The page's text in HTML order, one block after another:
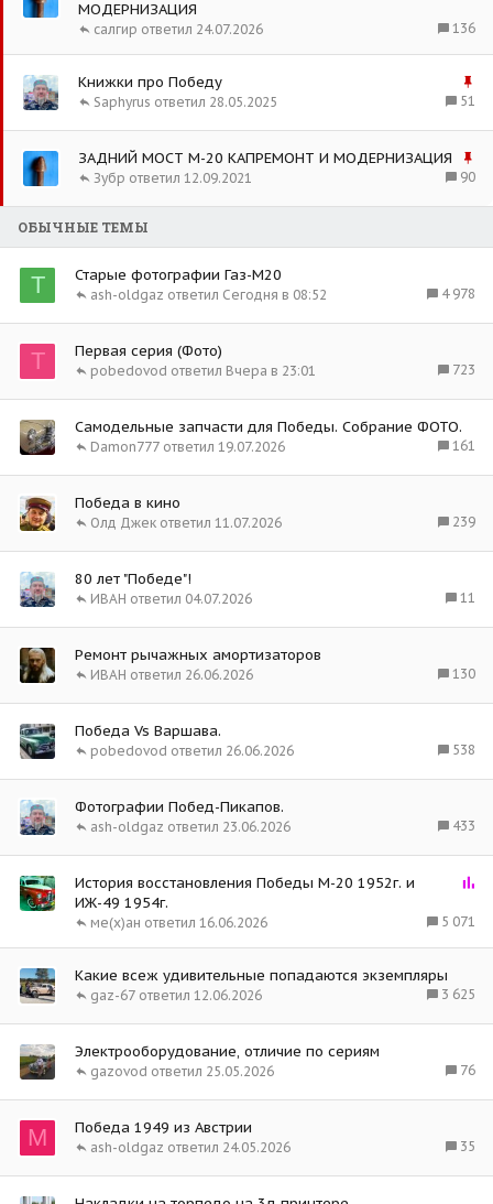
л
е
к
е
МОДЕРНИЗАЦИЯ
136
24.07.2026
салгир
п
Книжки про Победу
51
28.05.2025
Saphyrus
а
ЗАДНИЙ МОСТ М-20 КАПРЕМОНТ И МОДЕРНИЗАЦИЯ
90
12.09.2021
Зубр
ОБЫЧНЫЕ ТЕМЫ
Т Старые фотографии Газ-М20
4 978
Сегодня в 08:52
ash-oldgaz
T Первая серия (Фото)
723
Вчера в 23:01
pobedovod
Самодельные запчасти для Победы. Собрание ФОТО.
161
19.07.2026
Damon777
Победа в кино
239
11.07.2026
Олд Джек
80 лет "Победе"!
11
04.07.2026
ИВАН
Ремонт рычажных амортизаторов
130
26.06.2026
ИВАН
Победа Vs Варшава.
538
26.06.2026
pobedovod
Фотографии Побед-Пикапов.
433
23.06.2026
ash-oldgaz
История восстановления Победы М-20 1952г. и
ИЖ-49 1954г.
5 071
16.06.2026
ме(х)ан
Какие всеж удивительные попадаются экземпляры
3 625
12.06.2026
gaz-67
Электрооборудование, отличие по сериям
76
25.05.2026
gazovod
M Победа 1949 из Австрии
35
24.05.2026
ash-oldgaz